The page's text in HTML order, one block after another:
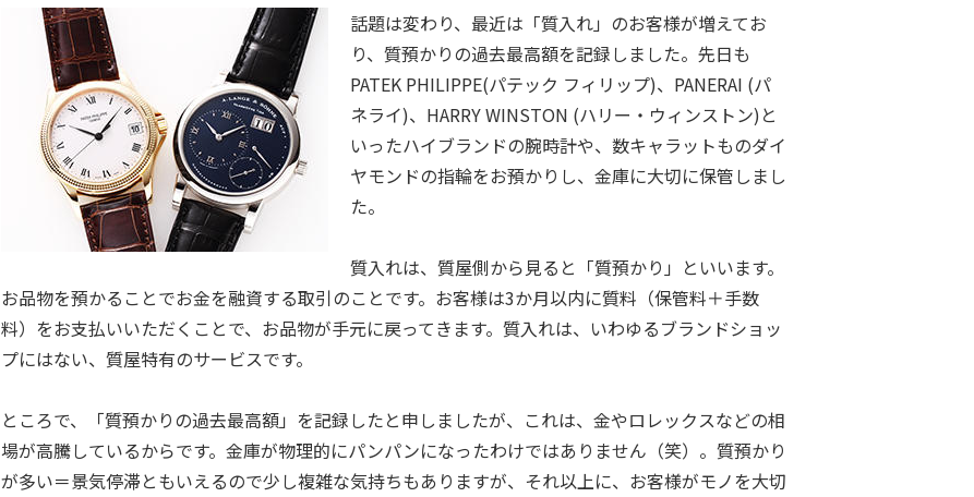
話題は変わり、最近は「質入れ」のお客様が増えてお
り、質預かりの過去最高額を記録しました。先日も
PATEK PHILIPPE(パテック フィリップ)、PANERAI (パ
ネライ)、HARRY WINSTON (ハリー・ウィンストン)と
いったハイブランドの腕時計や、数キャラットものダイ
ヤモンドの指輪をお預かりし、金庫に大切に保管しまし
た。
質入れは、質屋側から見ると「質預かり」といいます。
お品物を預かることでお金を融資する取引のことです。お客様は3か月以内に質料（保管料＋手数
料）をお支払いいただくことで、お品物が手元に戻ってきます。質入れは、いわゆるブランドショッ
プにはない、質屋特有のサービスです。
ところで、「質預かりの過去最高額」を記録したと申しましたが、これは、金やロレックスなどの相
場が高騰しているからです。金庫が物理的にパンパンになったわけではありません（笑）。質預かり
が多い＝景気停滞ともいえるので少し複雑な気持ちもありますが、それ以上に、お客様がモノを大切